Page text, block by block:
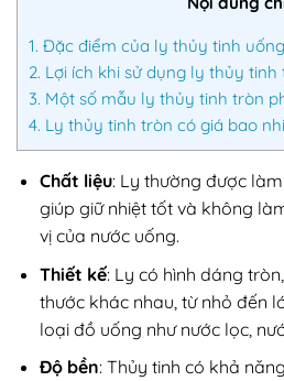
1. Đặc điểm của ly thủy tinh
2. Lợi ích khi sử dụng ly thủy tinh
3. Một số mẫu ly thủy tinh tròn
4. Ly thủy tinh tròn có giá bao
Chất liệu: Ly thường được
giúp giữ nhiệt tốt và không
vị của nước uống.
Thiết kế: Ly có hình dáng
thước khác nhau, từ nhỏ đến
loại đồ uống như nước lọc,
Độ bền: Thủy tinh có khả